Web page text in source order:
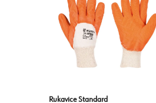
Rukavice Standard